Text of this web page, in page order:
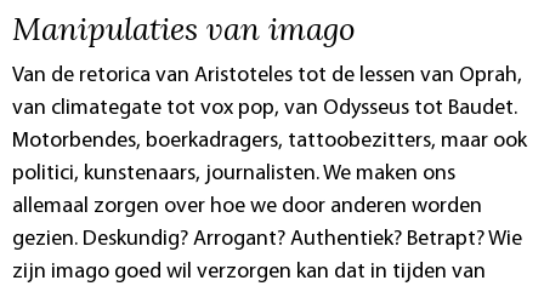
Manipulaties van imago
Van de retorica van Aristoteles tot de lessen van Oprah,
van climategate tot vox pop, van Odysseus tot Baudet.
Motorbendes, boerkadragers, tattoobezitters, maar ook
politici, kunstenaars, journalisten. We maken ons
allemaal zorgen over hoe we door anderen worden
gezien. Deskundig? Arrogant? Authentiek? Betrapt? Wie
zijn imago goed wil verzorgen kan dat in tijden van